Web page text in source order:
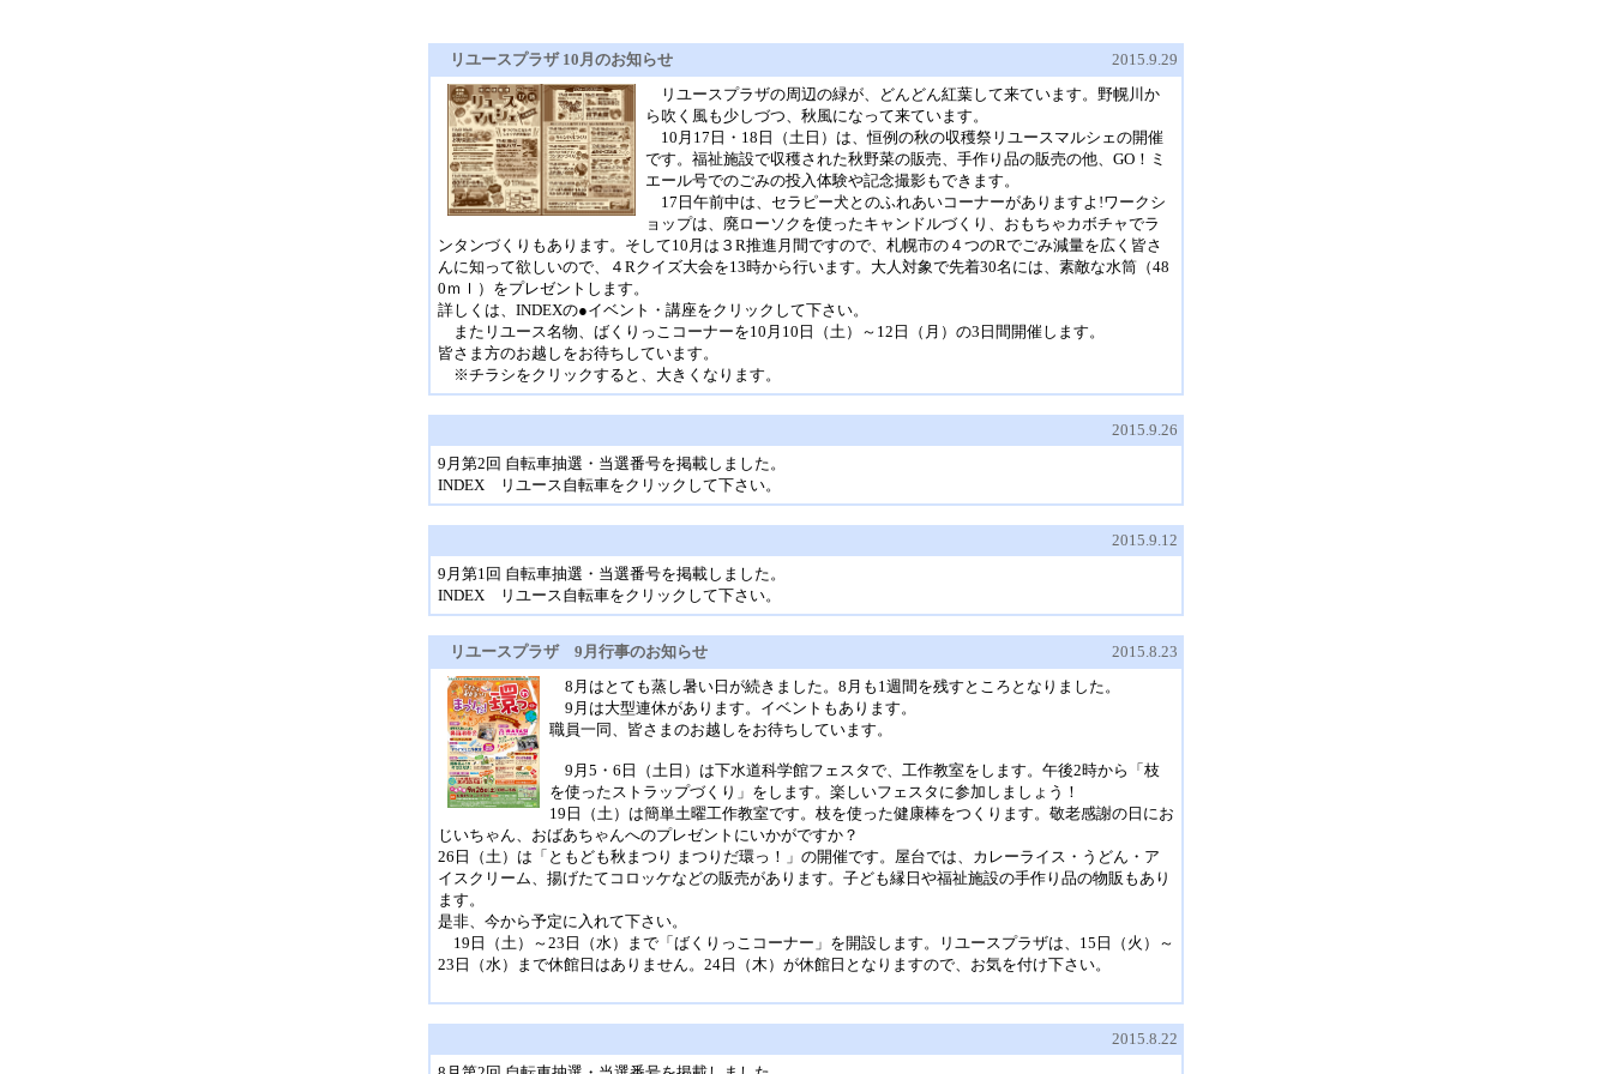
リユースプラザ 10月のお知らせ
2015.9.29
リユースプラザの周辺の緑が、どんどん紅葉して来ています。野幌川か
ら吹く風も少しづつ、秋風になって来ています。
10月17日・18日（土日）は、恒例の秋の収穫祭リユースマルシェの開催
です。福祉施設で収穫された秋野菜の販売、手作り品の販売の他、GO！ミ
エール号でのごみの投入体験や記念撮影もできます。
17日午前中は、セラピー犬とのふれあいコーナーがありますよ!ワークシ
ョップは、廃ローソクを使ったキャンドルづくり、おもちゃカボチャでラ
ンタンづくりもあります。そして10月は３R推進月間ですので、札幌市の４つのRでごみ減量を広く皆さ
んに知って欲しいので、４Rクイズ大会を13時から行います。大人対象で先着30名には、素敵な水筒（48
0ｍｌ）をプレゼントします。
詳しくは、INDEXの●イベント・講座をクリックして下さい。
またリユース名物、ばくりっこコーナーを10月10日（土）～12日（月）の3日間開催します。
皆さま方のお越しをお待ちしています。
※チラシをクリックすると、大きくなります。
2015.9.26
9月第2回 自転車抽選・当選番号を掲載しました。
INDEX リユース自転車をクリックして下さい。
2015.9.12
9月第1回 自転車抽選・当選番号を掲載しました。
INDEX リユース自転車をクリックして下さい。
リユースプラザ 9月行事のお知らせ
2015.8.23
8月はとても蒸し暑い日が続きました。8月も1週間を残すところとなりました。
9月は大型連休があります。イベントもあります。
職員一同、皆さまのお越しをお待ちしています。
9月5・6日（土日）は下水道科学館フェスタで、工作教室をします。午後2時から「枝
を使ったストラップづくり」をします。楽しいフェスタに参加しましょう！
19日（土）は簡単土曜工作教室です。枝を使った健康棒をつくります。敬老感謝の日にお
じいちゃん、おばあちゃんへのプレゼントにいかがですか？
26日（土）は「ともども秋まつり まつりだ環っ！」の開催です。屋台では、カレーライス・うどん・ア
イスクリーム、揚げたてコロッケなどの販売があります。子ども縁日や福祉施設の手作り品の物販もあり
ます。
是非、今から予定に入れて下さい。
19日（土）～23日（水）まで「ばくりっこコーナー」を開設します。リユースプラザは、15日（火）～
23日（水）まで休館日はありません。24日（木）が休館日となりますので、お気を付け下さい。
2015.8.22